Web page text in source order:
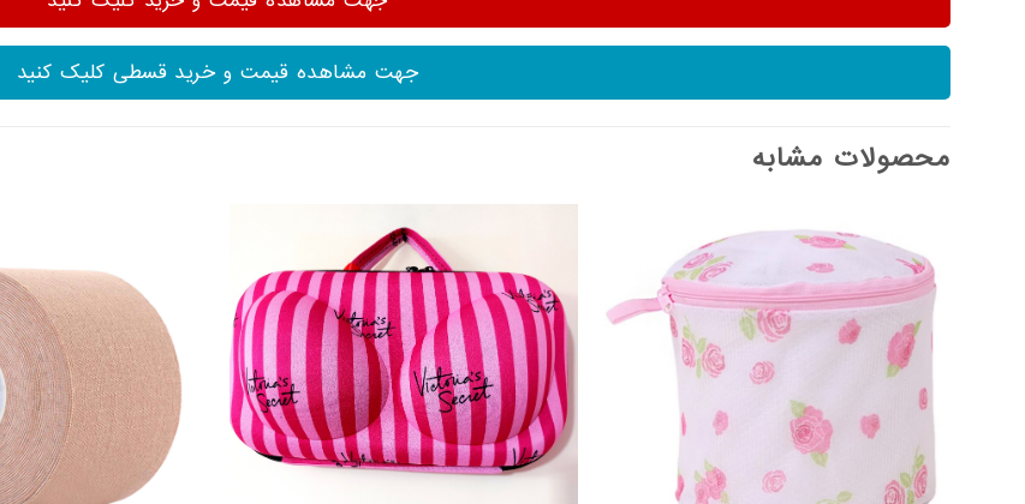
جهت مشاهده قیمت و خرید قسطی کلیک کنید
محصولات مشابه